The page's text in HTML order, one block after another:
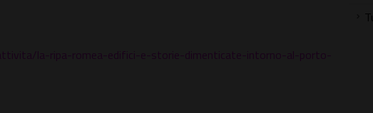
la-ripa-romea-edifici-e-storie-dimenticate-intorno-al-porto-